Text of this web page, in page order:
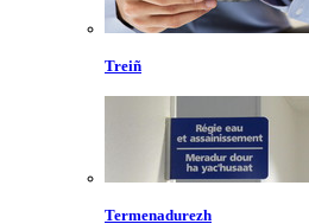
Treiñ
Termenadurezh